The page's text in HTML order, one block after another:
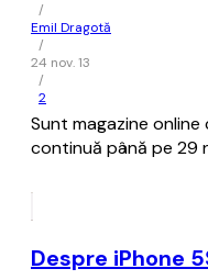
/
Emil Dragotă
/
24 nov. 13
/
2
Sunt magazine
continuă până pe 29
Despre iPhone